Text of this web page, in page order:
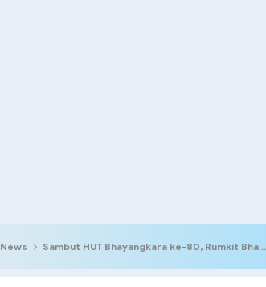
News Sambut HUT Bhayangkara ke-80, Rumkit Bhayangkara Jayapura Gelar Medical Check Up bagi Purnawirawan dan Warakawuri Polri